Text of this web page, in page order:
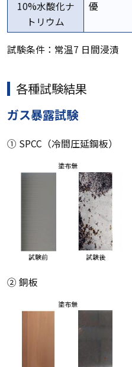
10%水酸化ナ
トリウム
優
試験条件：常温7 日間浸漬
各種試験結果
ガス暴露試験
① SPCC（冷間圧延鋼板）
② 銅板